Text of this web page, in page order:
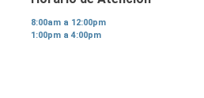
8:00am a 12:00pm
1:00pm a 4:00pm